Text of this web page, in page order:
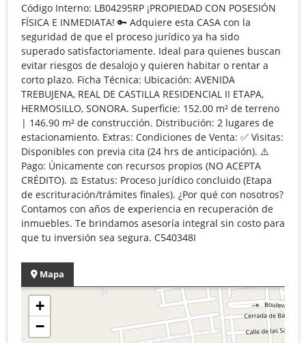
Código Interno: LB04295RP ¡PROPIEDAD CON POSESIÓN
FÍSICA E INMEDIATA! 🔑 Adquiere esta CASA con la
seguridad de que el proceso jurídico ya ha sido
superado satisfactoriamente. Ideal para quienes buscan
evitar riesgos de desalojo y quieren habitar o rentar a
corto plazo. Ficha Técnica: Ubicación: AVENIDA
TREBUJENA, REAL DE CASTILLA RESIDENCIAL II ETAPA,
HERMOSILLO, SONORA. Superficie: 152.00 m² de terreno
| 146.90 m² de construcción. Distribución: 2 lugares de
estacionamiento. Extras: Condiciones de Venta: ✅ Visitas:
Disponibles con previa cita (24 hrs de anticipación). ⚠️
Pago: Únicamente con recursos propios (NO ACEPTA
CRÉDITO). ⚖️ Estatus: Proceso jurídico concluido (Etapa
de escrituración/trámites finales). ¿Por qué con nosotros?
Contamos con años de experiencia en recuperación de
inmuebles. Te brindamos asesoría integral sin costo para
que tu inversión sea segura. C540348I
Mapa
+
−